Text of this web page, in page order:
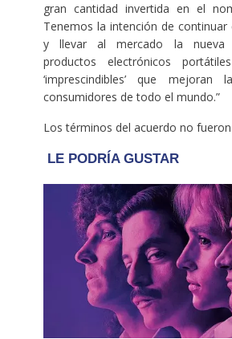
gran cantidad invertida en el
Tenemos la intención de continuar
y llevar al mercado la nueva
productos electrónicos
‘imprescindibles’ que
consumidores de todo el mundo.”
Los términos del acuerdo no